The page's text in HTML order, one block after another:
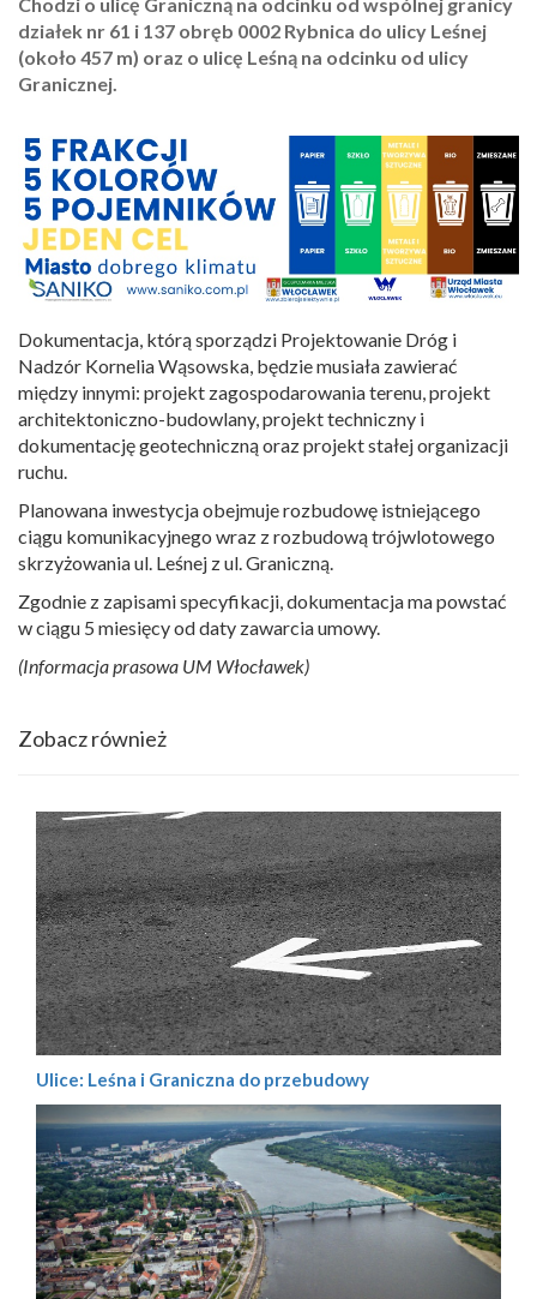
działek nr 61 i 137 obręb 0002 Rybnica do ulicy Leśnej
(około 457 m) oraz o ulicę Leśną na odcinku od ulicy
Granicznej.
Dokumentacja, którą sporządzi Projektowanie Dróg i
Nadzór Kornelia Wąsowska, będzie musiała zawierać
między innymi: projekt zagospodarowania terenu, projekt
architektoniczno-budowlany, projekt techniczny i
dokumentację geotechniczną oraz projekt stałej organizacji
ruchu.
Planowana inwestycja obejmuje rozbudowę istniejącego
ciągu komunikacyjnego wraz z rozbudową trójwlotowego
skrzyżowania ul. Leśnej z ul. Graniczną.
Zgodnie z zapisami specyfikacji, dokumentacja ma powstać
w ciągu 5 miesięcy od daty zawarcia umowy.
(Informacja prasowa UM Włocławek)
Zobacz również
Ulice: Leśna i Graniczna do przebudowy